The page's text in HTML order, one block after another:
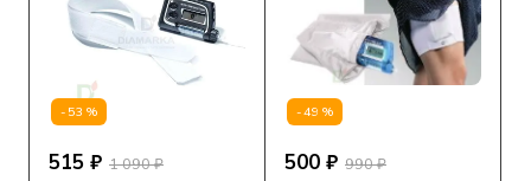
-53%
515 ₽ 1 090 ₽
-49%
500 ₽ 990 ₽